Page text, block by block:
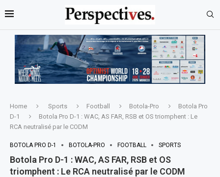
Home Sports Football Botola-Pro
Botola Pro
D-1
Botola Pro D-1 : WAC, AS FAR, RSB et OS triomphent : Le
RCA neutralisé par le CODM
BOTOLA PRO D-1 BOTOLA-PRO FOOTBALL SPORTS
Botola Pro D-1 : WAC, AS FAR, RSB et OS
triomphent : Le RCA neutralisé par le CODM